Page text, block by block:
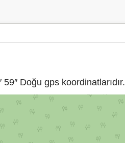
Doğu gps koordinatlarıdır.